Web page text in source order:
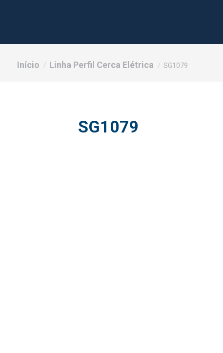
Você está aqui:
Início Linha Perfil Cerca Elétrica SG1079
SG1079